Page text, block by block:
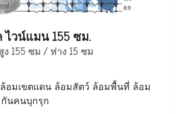
วน์แมน 155 ซม.
ง 155 ซม / ห่าง 15 ซม
อมเขตแดน ล้อมสัตว์ ล้อมพื้นที่ ล้อม
นคนบุกรุก